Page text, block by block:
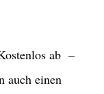
ab –
auch einen